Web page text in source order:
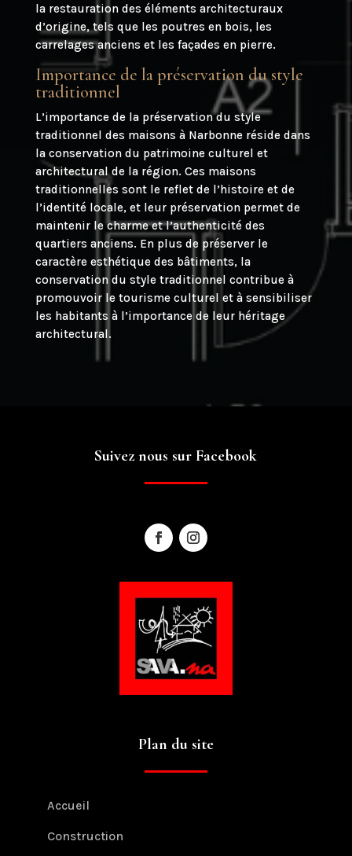
la restauration des éléments architecturaux
d’origine, tels que les poutres en bois, les
carrelages anciens et les façades en pierre.
Importance de la préservation du style
traditionnel
L’importance de la préservation du style
traditionnel des maisons à Narbonne réside dans
la conservation du patrimoine culturel et
architectural de la région. Ces maisons
traditionnelles sont le reflet de l’histoire et de
l’identité locale, et leur préservation permet de
maintenir le charme et l’authenticité des
quartiers anciens. En plus de préserver le
caractère esthétique des bâtiments, la
conservation du style traditionnel contribue à
promouvoir le tourisme culturel et à sensibiliser
les habitants à l’importance de leur héritage
architectural.
Suivez nous sur Facebook
Plan du site
Accueil
Construction